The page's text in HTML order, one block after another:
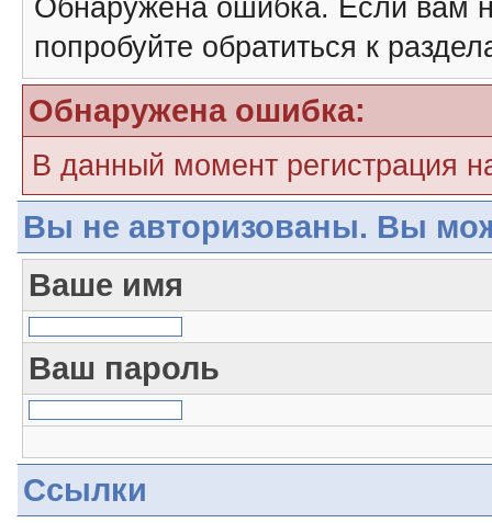
Обнаружена ошибка. Если вам
попробуйте обратиться к
Обнаружена ошибка:
В данный момент регистрация
Вы не авторизованы. Вы
Ваше имя
Ваш пароль
Ссылки